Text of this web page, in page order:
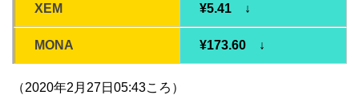
XEM ¥5.41 ↓
MONA ¥173.60 ↓
（2020年2月27日05:43ころ）